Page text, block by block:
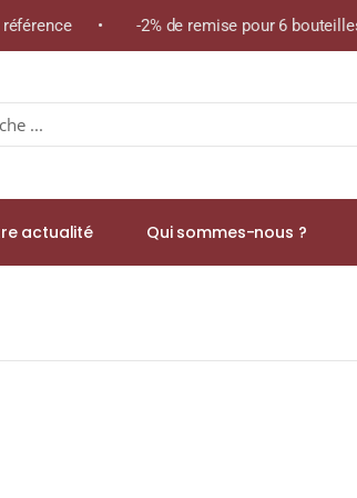
• -2% de remise pour 6 bouteilles de
actualité Qui sommes-nous ?